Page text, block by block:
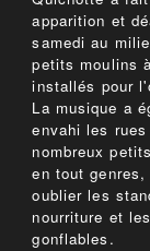
apparition et
samedi au
petits moulins
installés pour
La musique a
envahi les
nombreux
en tout genres,
oublier les
nourriture et
gonflables.